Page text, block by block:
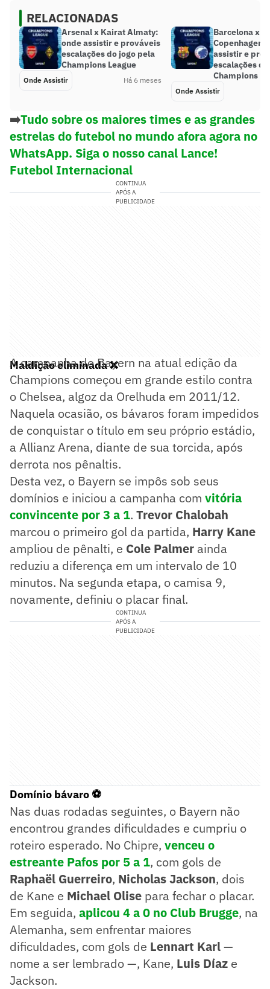
RELACIONADAS
Arsenal x Kairat Almaty:
onde assistir e prováveis
escalações do jogo pela
Champions League
Onde Assistir Há 6 meses
Barcelona x
Copenhagen:
assistir e
escalações
Champions
Onde Assistir
➡️Tudo sobre os maiores times e as grandes
estrelas do futebol no mundo afora agora no
WhatsApp. Siga o nosso canal Lance!
Futebol Internacional
CONTINUA
APÓS A
PUBLICIDADE
Maldição eliminada ❌
A campanha do Bayern na atual edição da
Champions começou em grande estilo contra
o Chelsea, algoz da Orelhuda em 2011/12.
Naquela ocasião, os bávaros foram impedidos
de conquistar o título em seu próprio estádio,
a Allianz Arena, diante de sua torcida, após
derrota nos pênaltis.
Desta vez, o Bayern se impôs sob seus
domínios e iniciou a campanha com vitória
convincente por 3 a 1. Trevor Chalobah
marcou o primeiro gol da partida, Harry Kane
ampliou de pênalti, e Cole Palmer ainda
reduziu a diferença em um intervalo de 10
minutos. Na segunda etapa, o camisa 9,
novamente, definiu o placar final.
CONTINUA
APÓS A
PUBLICIDADE
Domínio bávaro ⚽
Nas duas rodadas seguintes, o Bayern não
encontrou grandes dificuldades e cumpriu o
roteiro esperado. No Chipre, venceu o
estreante Pafos por 5 a 1, com gols de
Raphaël Guerreiro, Nicholas Jackson, dois
de Kane e Michael Olise para fechar o placar.
Em seguida, aplicou 4 a 0 no Club Brugge, na
Alemanha, sem enfrentar maiores
dificuldades, com gols de Lennart Karl—
nome a ser lembrado —, Kane, Luis Díaz e
Jackson.